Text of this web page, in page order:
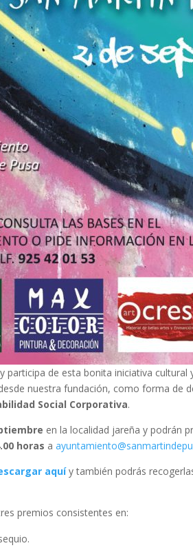
participa de esta bonita iniciativa cultural
nuestra fundación, como forma de
Social Corporativa.
en la localidad jareña y podrán
horas a
aquíy también podrás
premios consistentes en: